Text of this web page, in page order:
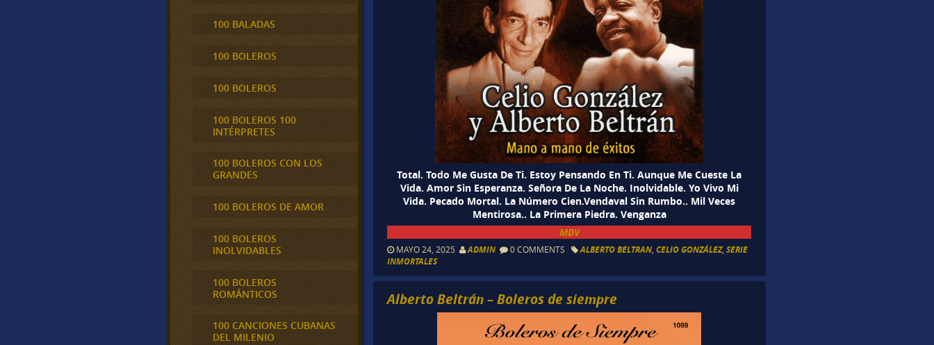
Total. Todo Me Gusta De Ti. Estoy Pensando En Ti. Aunque Me Cueste La
Vida. Amor Sin Esperanza. Señora De La Noche. Inolvidable. Yo Vivo Mi
Vida. Pecado Mortal. La Número Cien.Vendaval Sin Rumbo.. Mil Veces
Mentirosa.. La Primera Piedra. Venganza
MDV
MAYO 24, 2025 ADMIN 0 COMMENTS ALBERTO BELTRAN ,CELIO GONZÁLEZ,SERIE
INMORTALES
Alberto Beltrán – Boleros de siempre
100 BALADAS
100 BOLEROS
100 BOLEROS
100 BOLEROS 100
INTÉRPRETES
100 BOLEROS CON LOS
GRANDES
100 BOLEROS DE AMOR
100 BOLEROS
INOLVIDABLES
100 BOLEROS
ROMÁNTICOS
100 CANCIONES CUBANAS
DEL MILENIO